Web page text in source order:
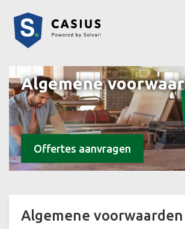
Algemene
Offertes aanvragen
Algemene voorwaarden